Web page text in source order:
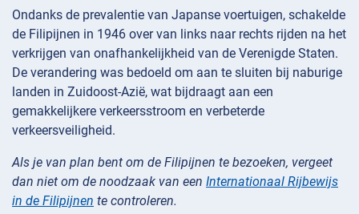
Ondanks de prevalentie van Japanse voertuigen, schakelde
de Filipijnen in 1946 over van links naar rechts rijden na het
verkrijgen van onafhankelijkheid van de Verenigde Staten.
De verandering was bedoeld om aan te sluiten bij naburige
landen in Zuidoost-Azië, wat bijdraagt aan een
gemakkelijkere verkeersstroom en verbeterde
verkeersveiligheid.
Als je van plan bent om de Filipijnen te bezoeken, vergeet
dan niet om de noodzaak van een Internationaal Rijbewijs
in de Filipijnen te controleren.